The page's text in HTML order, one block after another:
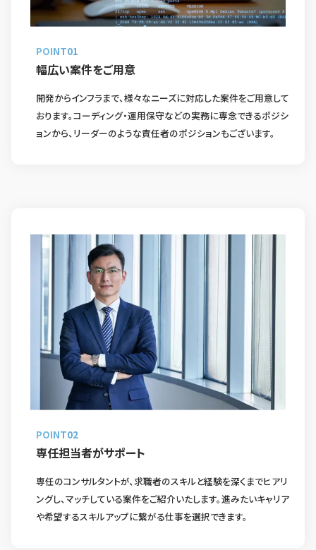
POINT01
幅広い案件をご用意
開発からインフラまで、様々なニーズに対応した案件をご用意して
おります。コーディング・運用保守などの実務に専念できるポジシ
ョンから、リーダーのような責任者のポジションもございます。
POINT02
専任担当者がサポート
専任のコンサルタントが、求職者のスキルと経験を深くまでヒアリ
ングし、マッチしている案件をご紹介いたします。進みたいキャリア
や希望するスキルアップに繋がる仕事を選択できます。